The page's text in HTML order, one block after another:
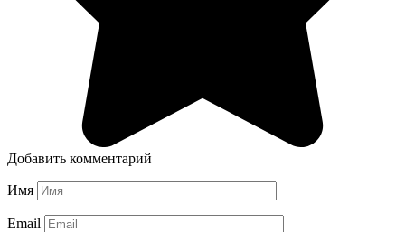
Добавить комментарий
Имя
Email